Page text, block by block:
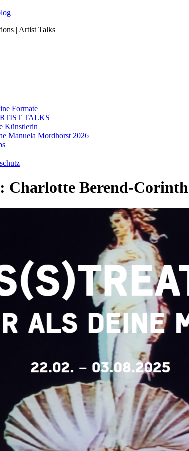
| Artist Talks
Formate
TALKS
Künstlerin
Manuela Mordhorst 2026
Charlotte Berend-Corinth